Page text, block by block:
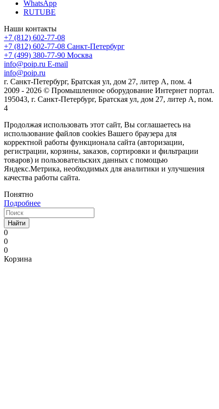
WhatsApp
RUTUBE
Наши контакты
+7 (812) 602-77-08
+7 (812) 602-77-08 Санкт-Петербург
+7 (499) 380-77-90 Москва
info@poip.ru E-mail
info@poip.ru
г. Санкт-Петербург, Братская ул, дом 27, литер А, пом. 4
2009 - 2026 © Промышленное оборудование Интернет портал.
195043, г. Санкт-Петербург, Братская ул, дом 27, литер А, пом.
4
Продолжая использовать этот сайт, Вы соглашаетесь на
использование файлов cookies Вашего браузера для
корректной работы функционала сайта (авторизации,
регистрации, корзины, заказов, сортировки и фильтрации
товаров) и пользовательских данных с помощью
Яндекс.Метрика, необходимых для аналитики и улучшения
качества работы сайта.
Понятно
Подробнее
Найти
0
0
0
Корзина